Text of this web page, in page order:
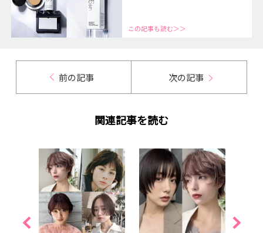
この記事も読む＞＞
前の記事 次の記事
関連記事を読む